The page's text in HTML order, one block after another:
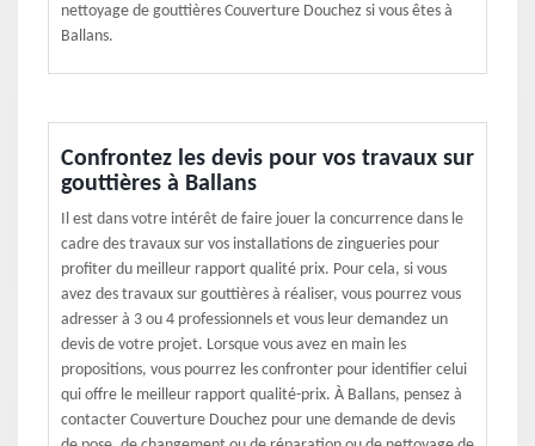
nettoyage de gouttières Couverture Douchez si vous êtes à
Ballans.
Confrontez les devis pour vos travaux sur
gouttières à Ballans
Il est dans votre intérêt de faire jouer la concurrence dans le
cadre des travaux sur vos installations de zingueries pour
profiter du meilleur rapport qualité prix. Pour cela, si vous
avez des travaux sur gouttières à réaliser, vous pourrez vous
adresser à 3 ou 4 professionnels et vous leur demandez un
devis de votre projet. Lorsque vous avez en main les
propositions, vous pourrez les confronter pour identifier celui
qui offre le meilleur rapport qualité-prix. À Ballans, pensez à
contacter Couverture Douchez pour une demande de devis